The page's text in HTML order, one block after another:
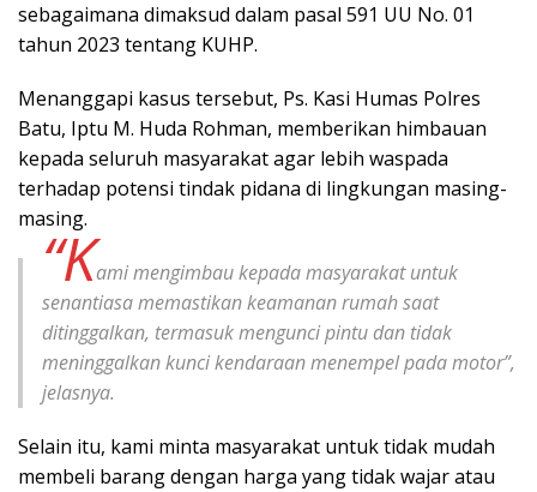
sebagaimana dimaksud dalam pasal 591 UU No. 01
tahun 2023 tentang KUHP.
Menanggapi kasus tersebut, Ps. Kasi Humas Polres
Batu, Iptu M. Huda Rohman, memberikan himbauan
kepada seluruh masyarakat agar lebih waspada
terhadap potensi tindak pidana di lingkungan masing-
masing.
“Kami mengimbau kepada masyarakat untuk
senantiasa memastikan keamanan rumah saat
ditinggalkan, termasuk mengunci pintu dan tidak
meninggalkan kunci kendaraan menempel pada motor”,
jelasnya.
Selain itu, kami minta masyarakat untuk tidak mudah
membeli barang dengan harga yang tidak wajar atau